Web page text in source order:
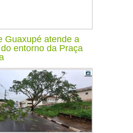
Guaxupé atende a
entorno da Praça